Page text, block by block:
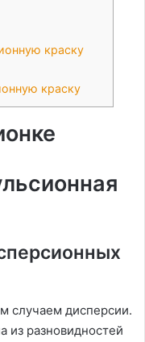
краску
краску
случаем дисперсии.
из разновидностей